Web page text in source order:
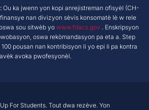
yo
Ou ka jwenn yon kopi anrejistreman ofisyèl (CH-
nan divizyon sèvis konsomatè lè w rele
sou sitwèb yo www.fdacs.gov . Enskripsyon
oswa rekòmandasyon pa eta a. Step
pousan nan kontribisyon li yo epi li pa kontra
avèk avoka pwofesyonèl.
For Students. Tout dwa rezève. Yon